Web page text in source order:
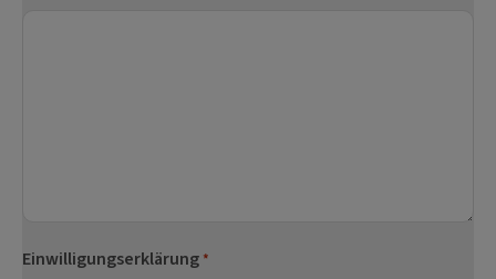
Einwilligungserklärung *